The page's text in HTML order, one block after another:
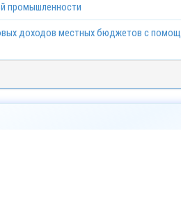
промышленности
доходов местных бюджетов с